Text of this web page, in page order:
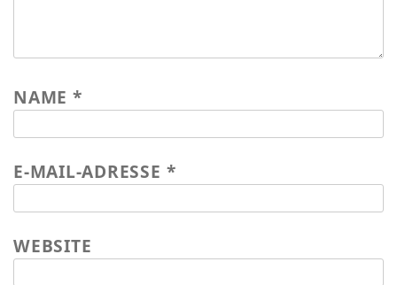
NAME *
E-MAIL-ADRESSE *
WEBSITE